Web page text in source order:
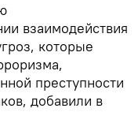
взаимодействия
которые
преступности
добавили в